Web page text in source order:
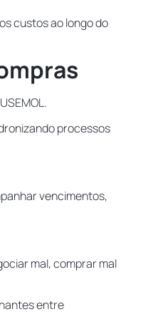
custos ao longo do
processos
vencimentos,
mal, comprar mal
entre